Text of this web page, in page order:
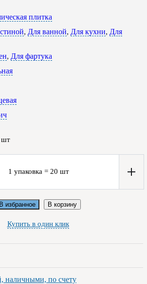
плитка
, Для ванной, Для кухни, Для
, Для фартука
шт
1 упаковка = 20 шт
В избранное В корзину
Купить в один клик
наличными, по счету